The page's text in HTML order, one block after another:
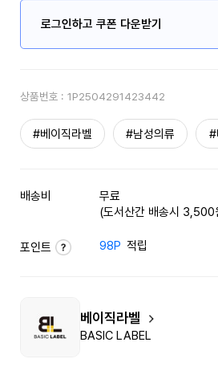
로그인하고 쿠폰 다운받기
상품번호 : 1P2504291423442
#베이직라벨 #남성의류 #
배송비
무료
(도서산간 배송시 3,500
포인트 98P 적립
베이직라벨
BASIC LABEL